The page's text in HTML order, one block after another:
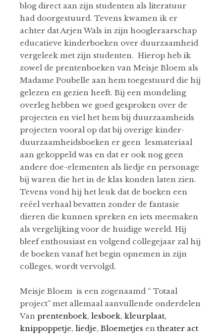
blog direct aan zijn studenten als literatuur
had doorgestuurd. Tevens kwamen ik er
achter dat Arjen Wals in zijn hoogleraarschap
educatieve kinderboeken over duurzaamheid
vergeleek met zijn studenten. Hierop heb ik
zowel de prentenboeken van Meisje Bloem als
Madame Poubelle aan hem toegestuurd die hij
gelezen en gezien heeft. Bij een mondeling
overleg hebben we goed gesproken over de
projecten en viel het hem bij duurzaamheids
projecten vooral op dat bij overige kinder-
duurzaamheidsboeken er geen lesmateriaal
aan gekoppeld was en dat er ook nog geen
andere doe-elementen als liedje en personage
bij waren die het in de klas konden laten zien.
Tevens vond hij het leuk dat de boeken een
reëel verhaal bevatten zonder de fantasie
dieren die kunnen spreken en iets meemaken
als vergelijking voor de huidige wereld. Hij
bleef enthousiast en volgend collegejaar zal hij
de boeken vanaf het begin opnemen in zijn
colleges, wordt vervolgd.
Meisje Bloem is een zogenaamd “ Totaal
project” met allemaal aanvullende onderdelen
Van prentenboek, lesboek, kleurplaat,
knippoppetje, liedje, Bloemetjes en theater act